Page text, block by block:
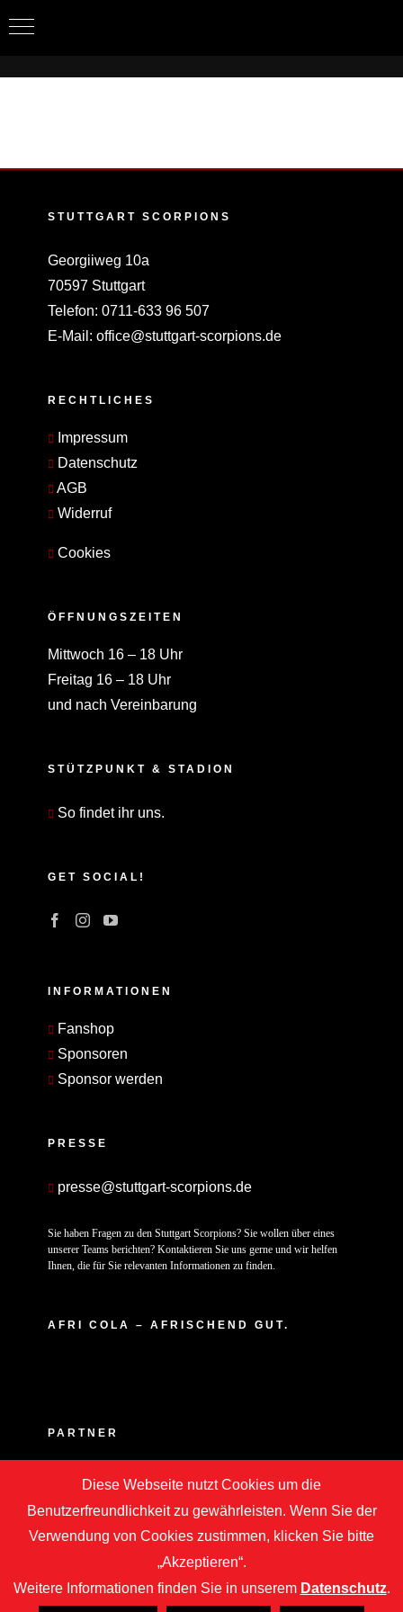
STUTTGART SCORPIONS
Georgiiweg 10a
70597 Stuttgart
Telefon: 0711-633 96 507
E-Mail: office@stuttgart-scorpions.de
RECHTLICHES
Impressum
Datenschutz
AGB
Widerruf
Cookies
ÖFFNUNGSZEITEN
Mittwoch 16 – 18 Uhr
Freitag 16 – 18 Uhr
und nach Vereinbarung
STÜTZPUNKT & STADION
So findet ihr uns.
GET SOCIAL!
INFORMATIONEN
Fanshop
Sponsoren
Sponsor werden
PRESSE
presse@stuttgart-scorpions.de
Sie haben Fragen zu den Stuttgart Scorpions? Sie wollen über eines
unserer Teams berichten? Kontaktieren Sie uns gerne und wir helfen
Ihnen, die für Sie relevanten Informationen zu finden.
AFRI COLA – AFRISCHEND GUT.
PARTNER
Diese Webseite nutzt Cookies um die
Benutzerfreundlichkeit zu gewährleisten. Wenn Sie der
Verwendung von Cookies zustimmen, klicken Sie bitte
„Akzeptieren“.
Weitere Informationen finden Sie in unserem Datenschutz.